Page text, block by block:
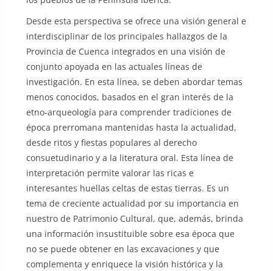
Desde esta perspectiva se ofrece una visión general e
interdisciplinar de los principales hallazgos de la
Provincia de Cuenca integrados en una visión de
conjunto apoyada en las actuales líneas de
investigación. En esta línea, se deben abordar temas
menos conocidos, basados en el gran interés de la
etno-arqueología para comprender tradiciones de
época prerromana mantenidas hasta la actualidad,
desde ritos y fiestas populares al derecho
consuetudinario y a la literatura oral. Esta línea de
interpretación permite valorar las ricas e
interesantes huellas celtas de estas tierras. Es un
tema de creciente actualidad por su importancia en
nuestro de Patrimonio Cultural, que, además, brinda
una información insustituible sobre esa época que
no se puede obtener en las excavaciones y que
complementa y enriquece la visión histórica y la